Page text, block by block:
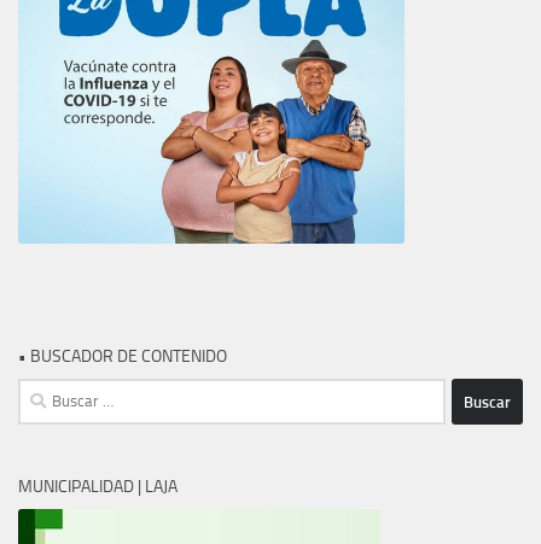
• BUSCADOR DE CONTENIDO
Buscar:
MUNICIPALIDAD | LAJA